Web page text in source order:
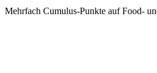
Mehrfach Cumulus-Punkte auf Food-